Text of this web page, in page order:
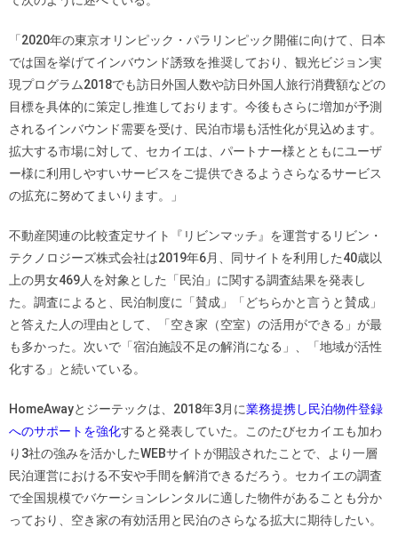
「2020年の東京オリンピック・パラリンピック開催に向けて、日本
では国を挙げてインバウンド誘致を推奨しており、観光ビジョン実
現プログラム2018でも訪日外国人数や訪日外国人旅行消費額などの
目標を具体的に策定し推進しております。今後もさらに増加が予測
されるインバウンド需要を受け、民泊市場も活性化が見込めます。
拡大する市場に対して、セカイエは、パートナー様とともにユーザ
ー様に利用しやすいサービスをご提供できるようさらなるサービス
の拡充に努めてまいります。」
不動産関連の比較査定サイト『リビンマッチ』を運営するリビン・
テクノロジーズ株式会社は2019年6月、同サイトを利用した40歳以
上の男女469人を対象とした「民泊」に関する調査結果を発表し
た。調査によると、民泊制度に「賛成」「どちらかと言うと賛成」
と答えた人の理由として、「空き家（空室）の活用ができる」が最
も多かった。次いで「宿泊施設不足の解消になる」、「地域が活性
化する」と続いている。
HomeAwayとジーテックは、2018年3月に業務提携し民泊物件登録
へのサポートを強化すると発表していた。このたびセカイエも加わ
り3社の強みを活かしたWEBサイトが開設されたことで、より一層
民泊運営における不安や手間を解消できるだろう。セカイエの調査
で全国規模でバケーションレンタルに適した物件があることも分か
っており、空き家の有効活用と民泊のさらなる拡大に期待したい。